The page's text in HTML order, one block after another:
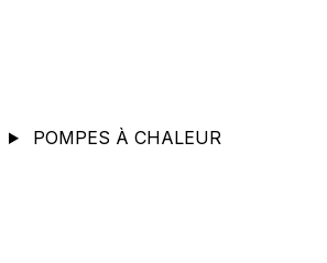
POMPES À CHALEUR